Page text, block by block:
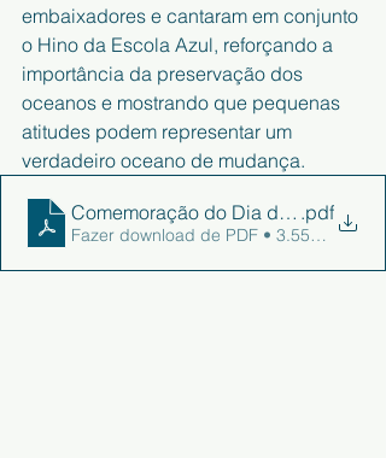
embaixadores e cantaram em conjunto
o Hino da Escola Azul, reforçando a
importância da preservação dos
oceanos e mostrando que pequenas
atitudes podem representar um
verdadeiro oceano de mudança.
Comemoração do Dia da Escola Azul
.pdf
Fazer download de PDF • 3.55MB